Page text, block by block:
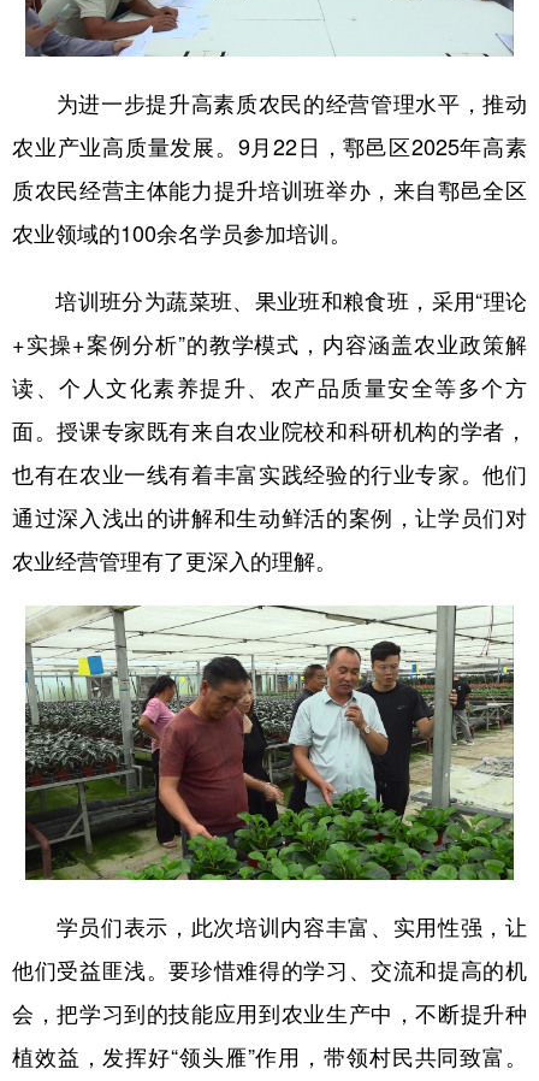
新疆 内蒙古 黑龙江
为进一步提升高素质农民的经营管理水平，推动
农业产业高质量发展。9月22日，鄠邑区2025年高素
质农民经营主体能力提升培训班举办，来自鄠邑全区
农业领域的100余名学员参加培训。
培训班分为蔬菜班、果业班和粮食班，采用“理论
+实操+案例分析”的教学模式，内容涵盖农业政策解
读、个人文化素养提升、农产品质量安全等多个方
面。授课专家既有来自农业院校和科研机构的学者，
也有在农业一线有着丰富实践经验的行业专家。他们
通过深入浅出的讲解和生动鲜活的案例，让学员们对
农业经营管理有了更深入的理解。
学员们表示，此次培训内容丰富、实用性强，让
他们受益匪浅。要珍惜难得的学习、交流和提高的机
会，把学习到的技能应用到农业生产中，不断提升种
植效益，发挥好“领头雁”作用，带领村民共同致富。